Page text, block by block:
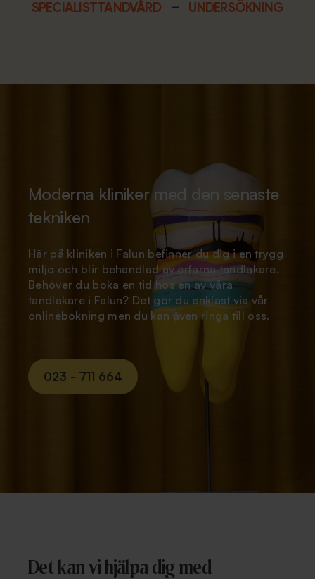
SPECIALISTTANDVÅRD – UNDERSÖKNING
Moderna kliniker med den senaste
tekniken
Här på kliniken i Falun befinner du dig i en trygg
miljö och blir behandlad av erfarna tandläkare.
Behöver du boka en tid hos en av våra
tandläkare i Falun? Det gör du enklast via vår
onlinebokning men du kan även ringa till oss.
023 - 711 664
Det kan vi hjälpa dig med